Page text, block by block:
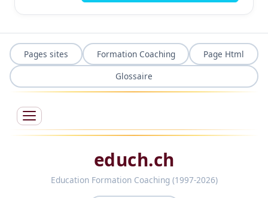
Pages sites Formation Coaching
Page Html
Glossaire
educh.ch
Education Formation Coaching (1997-2026)